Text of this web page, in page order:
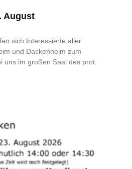
August
sich Interessierte aller
und Dackenheim zum
uns im großen Saal des prot.